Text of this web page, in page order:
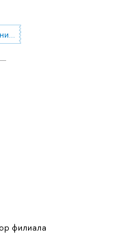
международное сотрудничество
филиала